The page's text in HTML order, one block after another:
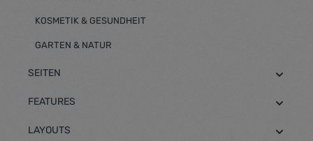
KOSMETIK & GESUNDHEIT
GARTEN & NATUR
SEITEN
FEATURES
LAYOUTS